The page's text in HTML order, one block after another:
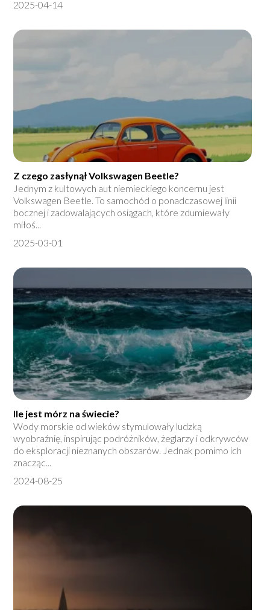
2025-04-14
Z czego zasłynął Volkswagen Beetle?
Jednym z kultowych aut niemieckiego koncernu jest
Volkswagen Beetle. To samochód o ponadczasowej linii
bocznej i zadowalających osiągach, które zdumiewały
miłoś...
2025-03-01
Ile jest mórz na świecie?
Wody morskie od wieków stymulowały ludzką
wyobraźnię, inspirując podróżników, żeglarzy i odkrywców
do eksploracji nieznanych obszarów. Jednak pomimo ich
znacząc...
2024-08-25